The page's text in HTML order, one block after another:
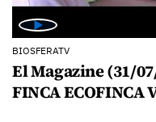
BIOSFERATV
El Magazine (31/
FINCA ECOFINCA